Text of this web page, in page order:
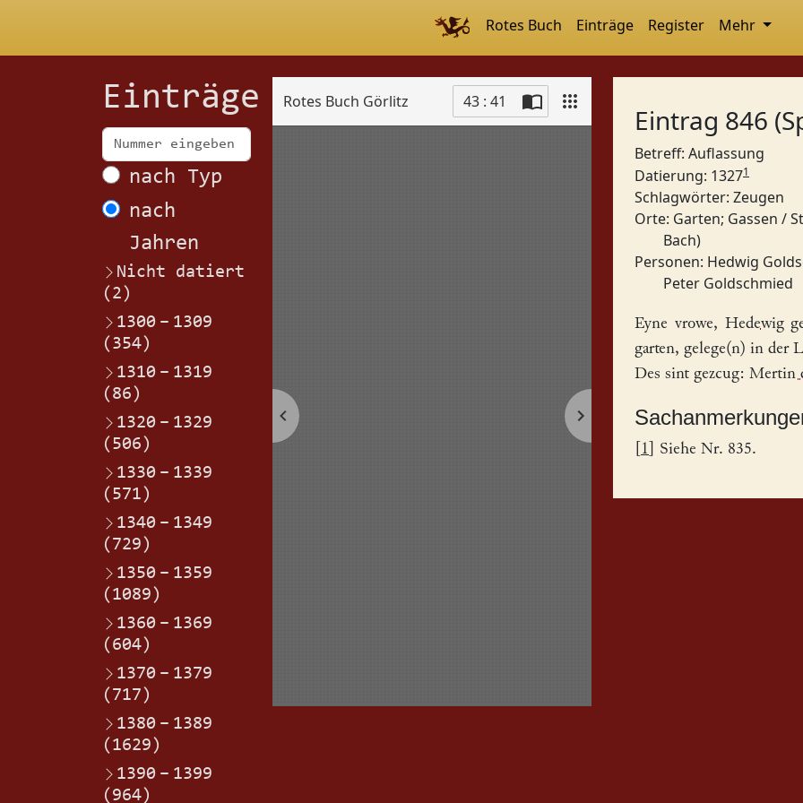
Rotes Buch Einträge Register Mehr
Einträge
nach Typ
nach
Jahren
Nicht datiert
(2)
1300 – 1309
(354)
1310 – 1319
(86)
1320 – 1329
(506)
1330 – 1339
(571)
1340 – 1349
(729)
1350 – 1359
(1089)
1360 – 1369
(604)
1370 – 1379
(717)
1380 – 1389
(1629)
1390 – 1399
(964)
Rotes Buch Görlitz 43 : 41
Eintrag 846
Betreff: Auflassung
Datierung: 13271
Schlagwörter: Zeugen
Orte: Garten; Gassen /
Bach)
Personen: Hedwig
Peter Goldschmied
Eyne vrowe, Hedewig
garten, gelege(n) in der
Des sint gezcug: Mertin
1 ] Siehe Nr. 835.